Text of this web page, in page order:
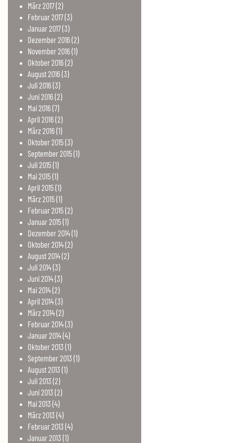
März2017(2)
Februar2017(3)
Januar2017(3)
Dezember2016(2)
November2016(1)
Oktober2016(2)
August2016(3)
Juli2016(3)
Juni2016(2)
Mai2016(7)
April 2016(2)
März2016(1)
Oktober2015(3)
September2015(1)
Juli2015(1)
Mai2015(1)
April 2015(1)
März2015(1)
Februar2015(2)
Januar2015(1)
Dezember2014(1)
Oktober2014(2)
August2014(2)
Juli2014(3)
Juni2014(3)
Mai2014(2)
April 2014(3)
März2014(2)
Februar2014(3)
Januar2014(4)
Oktober2013 (1)
September2013 (1)
August2013 (1)
Juli2013 (2)
Juni2013 (2)
Mai2013 (4)
März2013 (4)
Februar2013 (4)
Januar2013 (1)